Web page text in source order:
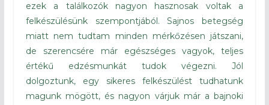
ezek a találkozók nagyon hasznosak voltak a
felkészülésünk szempontjából. Sajnos betegség
miatt nem tudtam minden mérkőzésen játszani,
de szerencsére már egészséges vagyok, teljes
értékű edzésmunkát tudok végezni. Jól
dolgoztunk, egy sikeres felkészülést tudhatunk
magunk mögött, és nagyon várjuk már a bajnoki